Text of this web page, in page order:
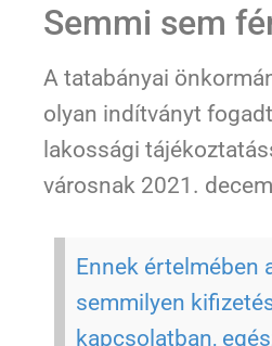
Semmi sem
A tatabányai
olyan indítványt
lakossági
városnak 2021.
Ennek értelmében
semmilyen
kapcsolatban,